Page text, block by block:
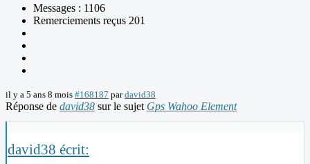
Messages : 1106
Remerciements reçus 201
il y a 5 ans 8 mois #168187 pardavid38
Réponse de david38 sur le sujet Gps Wahoo Element
david38 écrit: